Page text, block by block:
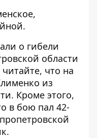
о гибели
области
что на
из
. Кроме этого,
в бою пал 42-
.